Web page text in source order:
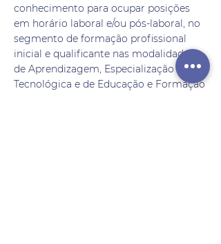
conhecimento para ocupar posições
em horário laboral e/ou pós-laboral, no
segmento de formação profissional
inicial e qualificante nas modalidades
de Aprendizagem, Especialização
Tecnológica e de Educação e Formação